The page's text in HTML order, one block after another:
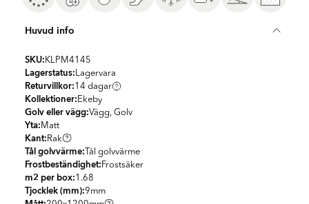
Huvud info
SKU: KLPM4145
Lagerstatus: Lagervara
Returvillkor:14 dagar
Kollektioner: Ekeby
Golv eller vägg:Vägg, Golv
Yta: Matt
Kant: Rak
Tål golvvärme: Tål golvvärme
Frostbeständighet: Frostsäker
m2 per box:1.68
Tjocklek (mm):9mm